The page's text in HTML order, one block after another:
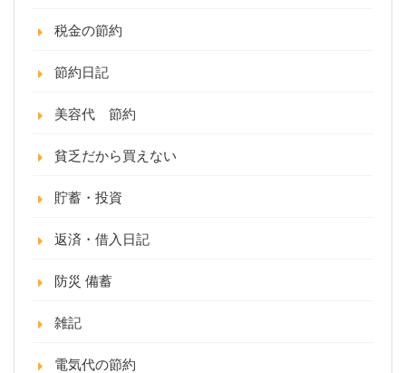
税金の節約
節約日記
美容代 節約
貧乏だから買えない
貯蓄・投資
返済・借入日記
防災 備蓄
雑記
電気代の節約